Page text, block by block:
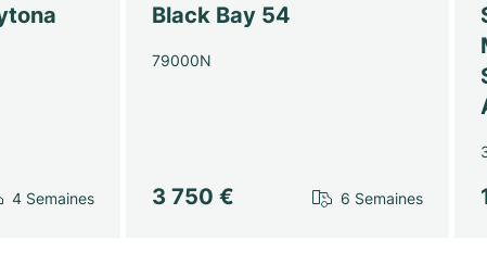
4 Semaines
Black Bay 54
79000N
3 750 € 6 Semaines